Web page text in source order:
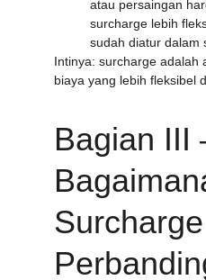
atau persaingan
surcharge lebih
sudah diatur dalam
Intinya: surcharge adalah
biaya yang lebih fleksibel
Bagian